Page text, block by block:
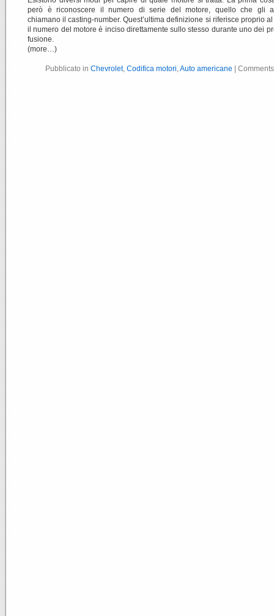
però è riconoscere il numero di serie del motore, quello che gli
chiamano il casting-number. Quest’ultima definizione si riferisce proprio
il numero del motore è inciso direttamente sullo stesso durante uno dei
fusione.
(more…)
Pubblicato in Chevrolet, Codifica motori,Auto americane